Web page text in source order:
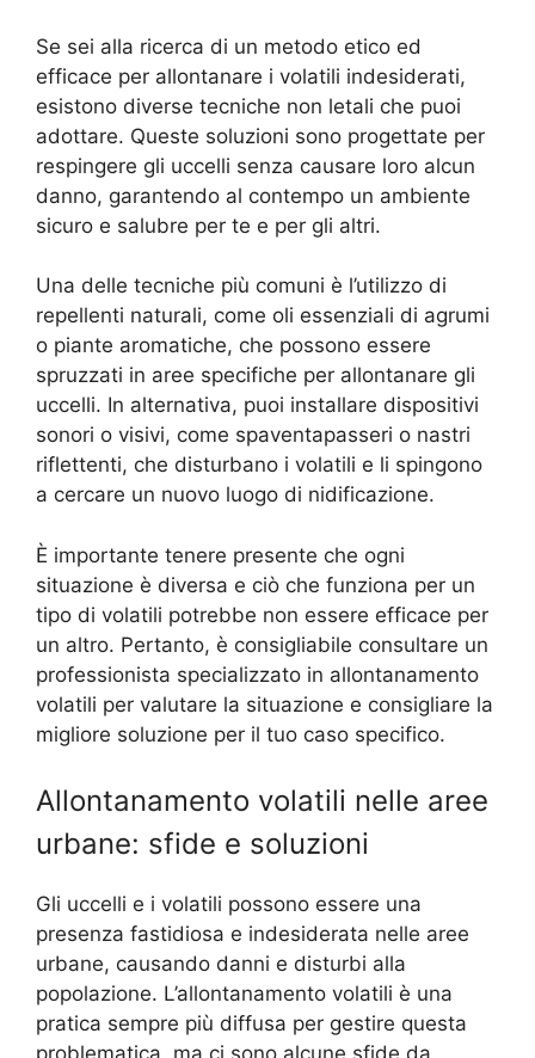
Se sei alla ricerca di un metodo etico ed
efficace per allontanare i volatili indesiderati,
esistono diverse tecniche non letali che puoi
adottare. Queste soluzioni sono progettate per
respingere gli uccelli senza causare loro alcun
danno, garantendo al contempo un ambiente
sicuro e salubre per te e per gli altri.
Una delle tecniche più comuni è l’utilizzo di
repellenti naturali, come oli essenziali di agrumi
o piante aromatiche, che possono essere
spruzzati in aree specifiche per allontanare gli
uccelli. In alternativa, puoi installare dispositivi
sonori o visivi, come spaventapasseri o nastri
riflettenti, che disturbano i volatili e li spingono
a cercare un nuovo luogo di nidificazione.
È importante tenere presente che ogni
situazione è diversa e ciò che funziona per un
tipo di volatili potrebbe non essere efficace per
un altro. Pertanto, è consigliabile consultare un
professionista specializzato in allontanamento
volatili per valutare la situazione e consigliare la
migliore soluzione per il tuo caso specifico.
Allontanamento volatili nelle aree
urbane: sfide e soluzioni
Gli uccelli e i volatili possono essere una
presenza fastidiosa e indesiderata nelle aree
urbane, causando danni e disturbi alla
popolazione. L’allontanamento volatili è una
pratica sempre più diffusa per gestire questa